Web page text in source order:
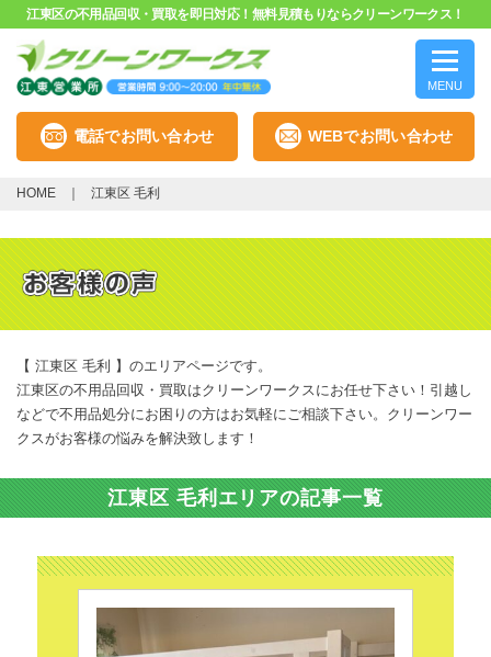
江東区の不用品回収・買取を即日対応！無料見積もりならクリーンワークス！
MENU
電話でお問い合わせ WEBでお問い合わせ
HOME 江東区 毛利
【 江東区 毛利 】のエリアページです。
江東区の不用品回収・買取はクリーンワークスにお任せ下さい！引越し
などで不用品処分にお困りの方はお気軽にご相談下さい。クリーンワー
クスがお客様の悩みを解決致します！
江東区 毛利エリアの記事一覧